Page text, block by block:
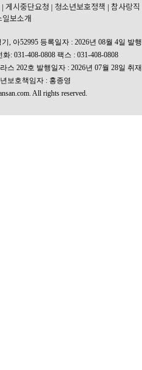
| 게시중단요청 | 청소년보호정책 | 참사랑직
일보소개
, 아52995 등록일자 : 2026년 08월 4일 발행
: 031-408-0808 팩스 : 031-408-0808
스 202호 발행일자 : 2026년 07월 28일 취재
보호책임자 : 홍종영
All rights reserved.